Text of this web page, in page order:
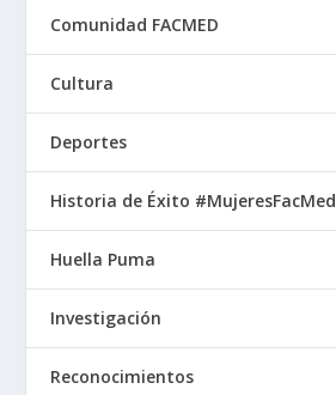
Comunidad FACMED
Cultura
Deportes
Historia de Éxito #MujeresFacMed
Huella Puma
Investigación
Reconocimientos